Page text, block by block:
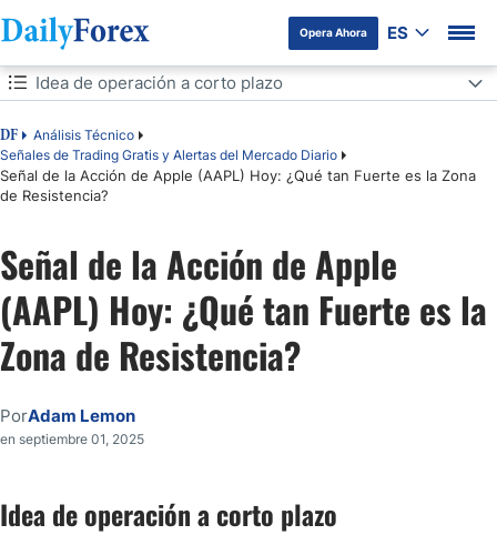
Opera Ahora ES
Tabla de contenidos
DF
Análisis Técnico
Señales de Trading Gratis y Alertas del Mercado Diario
Señal de la Acción de Apple (AAPL) Hoy: ¿Qué tan Fuerte es la Zona
de Resistencia?
Idea de operación a corto plazo
Idea de operación a corto plazo
Análisis del índice de mercado
Análisis Fundamental de Apple
Análisis Técnico de Apple
Señal de la Acción de Apple
(AAPL) Hoy: ¿Qué tan Fuerte es la
Zona de Resistencia?
PorAdam Lemon
en septiembre 01, 2025
Idea de operación a corto plazo